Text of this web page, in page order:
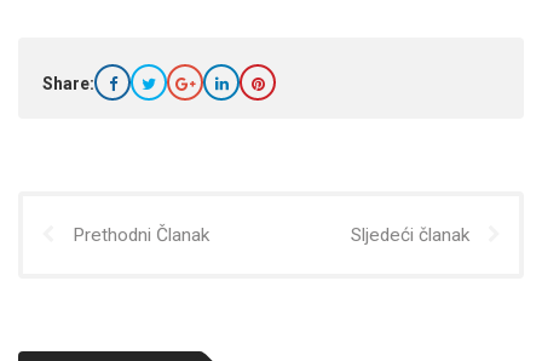
Share:
Prethodni Članak Sljedeći članak